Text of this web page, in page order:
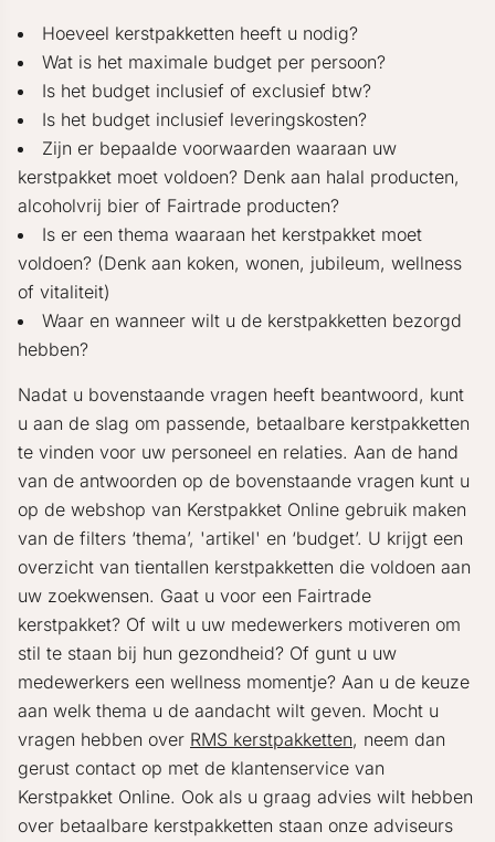
Hoeveel kerstpakketten heeft u nodig?
Wat is het maximale budget per persoon?
Is het budget inclusief of exclusief btw?
Is het budget inclusief leveringskosten?
Zijn er bepaalde voorwaarden waaraan uw
kerstpakket moet voldoen? Denk aan halal producten,
alcoholvrij bier of Fairtrade producten?
Is er een thema waaraan het kerstpakket moet
voldoen? (Denk aan koken, wonen, jubileum, wellness
of vitaliteit)
Waar en wanneer wilt u de kerstpakketten bezorgd
hebben?
Nadat u bovenstaande vragen heeft beantwoord, kunt
u aan de slag om passende, betaalbare kerstpakketten
te vinden voor uw personeel en relaties. Aan de hand
van de antwoorden op de bovenstaande vragen kunt u
op de webshop van Kerstpakket Online gebruik maken
van de filters ‘thema’, 'artikel' en ‘budget’. U krijgt een
overzicht van tientallen kerstpakketten die voldoen aan
uw zoekwensen. Gaat u voor een Fairtrade
kerstpakket? Of wilt u uw medewerkers motiveren om
stil te staan bij hun gezondheid? Of gunt u uw
medewerkers een wellness momentje? Aan u de keuze
aan welk thema u de aandacht wilt geven. Mocht u
vragen hebben over RMS kerstpakketten, neem dan
gerust contact op met de klantenservice van
Kerstpakket Online. Ook als u graag advies wilt hebben
over betaalbare kerstpakketten staan onze adviseurs